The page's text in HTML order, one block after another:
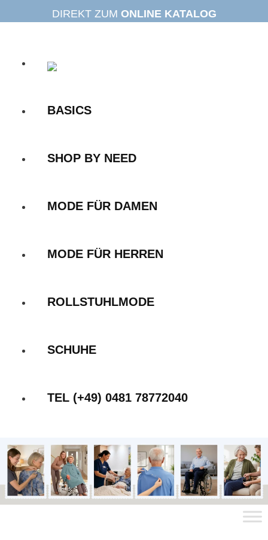
Inhalt
DIREKT ZUM ONLINE KATALOG
BASICS
SHOP BY NEED
MODE FÜR DAMEN
MODE FÜR HERREN
ROLLSTUHLMODE
SCHUHE
TEL (+49) 0481 78772040